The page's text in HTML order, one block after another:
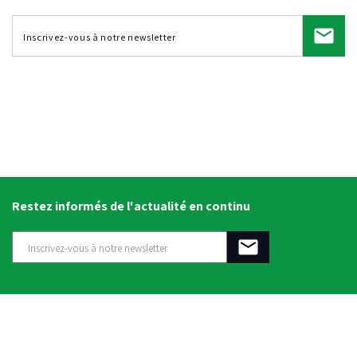
Restez informés de l'actualité en continu